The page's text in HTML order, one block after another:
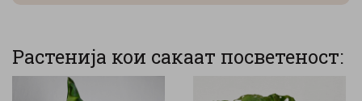
Растенија кои сакаат посветеност: